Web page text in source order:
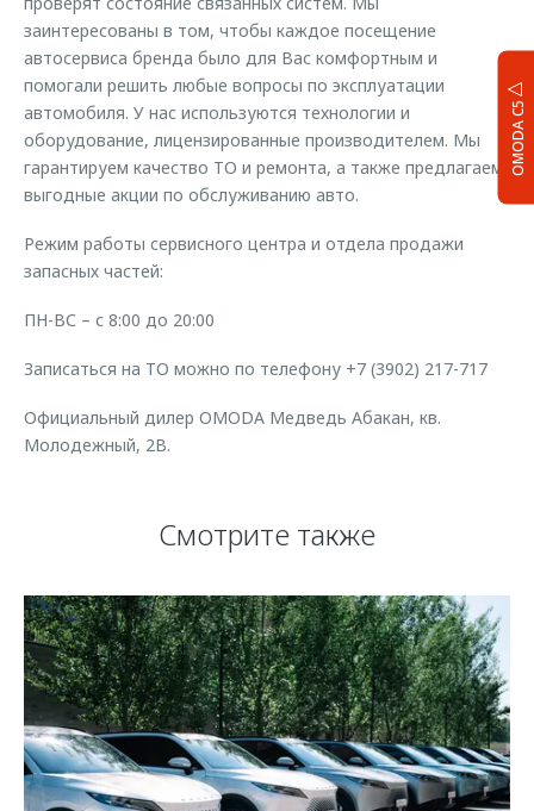
OMODA C5
заинтересованы в том, чтобы каждое посещение
автосервиса бренда было для Вас комфортным и
помогали решить любые вопросы по эксплуатации
автомобиля. У нас используются технологии и
оборудование, лицензированные производителем. Мы
гарантируем качество ТО и ремонта, а также предлагаем
выгодные акции по обслуживанию авто.
Режим работы сервисного центра и отдела продажи
запасных частей:
ПН-ВС – с 8:00 до 20:00
Записаться на ТО можно по телефону +7 (3902) 217-717
Официальный дилер OMODA Медведь Абакан, кв.
Молодежный, 2В.
Смотрите также